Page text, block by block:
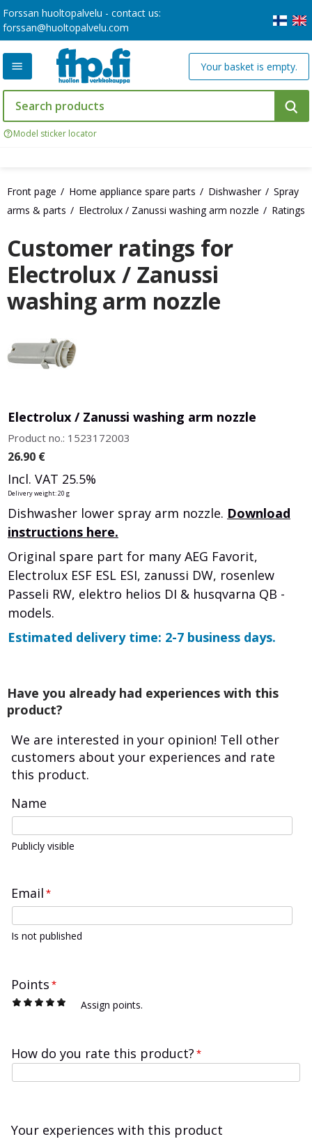
Forssan huoltopalvelu - contact us:
forssan@huoltopalvelu.com
Model sticker locator
Your basket is empty.
Front page Home appliance spare parts Dishwasher
Spray
arms & parts
Electrolux / Zanussi washing arm nozzle Ratings
Customer ratings for
Electrolux / Zanussi
washing arm nozzle
Electrolux / Zanussi washing arm nozzle
Product no.: 1523172003
26.90 €
Incl. VAT 25.5%
Delivery weight: 20 g
Dishwasher lower spray arm nozzle. Download
instructions here.
Original spare part for many AEG Favorit,
Electrolux ESF ESL ESI, zanussi DW, rosenlew
Passeli RW, elektro helios DI & husqvarna QB -
models.
Estimated delivery time: 2-7 business days.
Have you already had experiences with this
product?
We are interested in your opinion! Tell other
customers about your experiences and rate
this product.
Name
Publicly visible
Email *
Is not published
Points *
1 2 3 4 5 Assign points.
How do you rate this product? *
Your experiences with this product